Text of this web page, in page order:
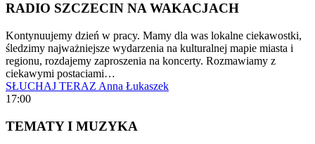
RADIO SZCZECIN NA WAKACJACH
Kontynuujemy dzień w pracy. Mamy dla was lokalne ciekawostki,
śledzimy najważniejsze wydarzenia na kulturalnej mapie miasta i
regionu, rozdajemy zaproszenia na koncerty. Rozmawiamy z
ciekawymi postaciami…
SŁUCHAJ TERAZ Anna Łukaszek
17:00
TEMATY I MUZYKA